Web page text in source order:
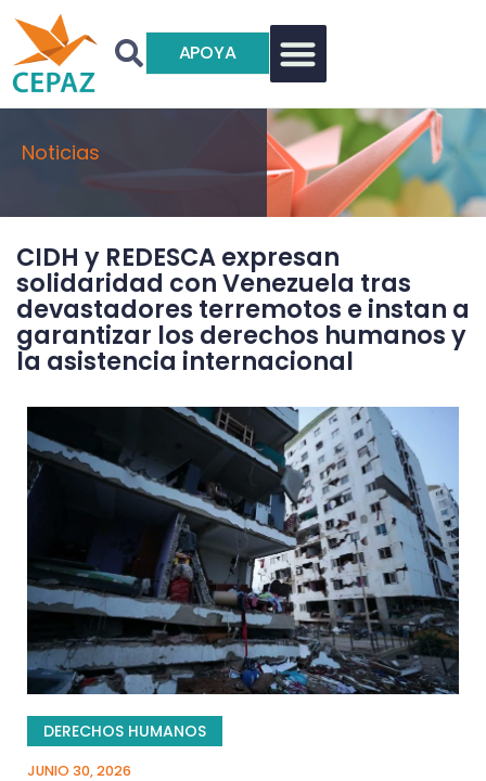
APOYA
Noticias
CIDH y REDESCA expresan
solidaridad con Venezuela tras
devastadores terremotos e instan a
garantizar los derechos humanos y
la asistencia internacional
DERECHOS HUMANOS
JUNIO 30, 2026